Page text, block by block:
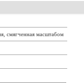
смягченная масштабом